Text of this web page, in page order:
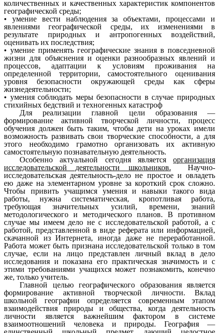
количественных и качественных характеристик компонентов
географической среды;
• умение вести наблюдения за объектами, процессами и
явлениями географической среды, их изменениями в
результате природных и антропогенных воздействий,
оценивать их последствия;
• умение применять географические знания в повседневной
жизни для объяснения и оценки разнообразных явлений и
процессов, адаптации к условиям проживания на
определенной территории, самостоятельного оценивания
уровня безопасности окружающей среды как сферы
жизнедеятельности;
• умения соблюдать меры безопасности в случае природных
стихийных бедствий и техногенных катастроф
Для реализации главной цели образования —
формирование активной творческой личности, процесс
обучения должен быть таким, чтобы дети на уроках имели
возможность развивать свои творческие способности, а для
этого необходимо грамотно организовать их активную
самостоятельную познавательную деятельность.
Особенно актуальной сегодня является организация
исследовательской деятельности школьников. Научно-
исследовательская деятельность-дело не простое и овладеть
ею даже на элементарном уровне за короткий срок сложно.
Чтобы привить учащимся умения и навыки такого вида
работы, нужна систематическая, кропотливая работа,
требующая значительных усилий, времени, знаний
методологического и методического планов. В противном
случае мы имеем дело не с исследовательской работой, а с
работой, представленной в виде реферата или информацией,
скачанной из Интернета, иногда даже не переработанной.
Работа может быть признана исследовательской только в том
случае, если на лицо представлен личный вклад в дело
исследования и показана его практическая значимость и с
этими требованиями учащихся может познакомить, конечно
же, только учитель.
Главной целью географического образования является
формирование активной творческой личности. Вклад
школьной географии определяется современным этапом
взаимодействия природы и общества, когда деятельность
личности является важнейшим фактором в системе
взаимоотношений человека и природы. География —